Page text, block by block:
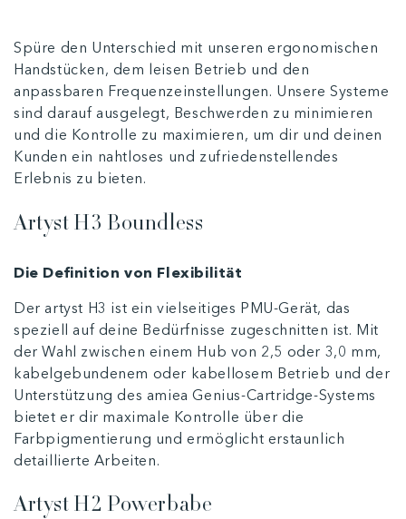
Spüre den Unterschied mit unseren ergonomischen
Handstücken, dem leisen Betrieb und den
anpassbaren Frequenzeinstellungen. Unsere Systeme
sind darauf ausgelegt, Beschwerden zu minimieren
und die Kontrolle zu maximieren, um dir und deinen
Kunden ein nahtloses und zufriedenstellendes
Erlebnis zu bieten.
Artyst H3 Boundless
Die Definition von Flexibilität
Der artyst H3 ist ein vielseitiges PMU-Gerät, das
speziell auf deine Bedürfnisse zugeschnitten ist. Mit
der Wahl zwischen einem Hub von 2,5 oder 3,0 mm,
kabelgebundenem oder kabellosem Betrieb und der
Unterstützung des amiea Genius-Cartridge-Systems
bietet er dir maximale Kontrolle über die
Farbpigmentierung und ermöglicht erstaunlich
detaillierte Arbeiten.
Artyst H2 Powerbabe